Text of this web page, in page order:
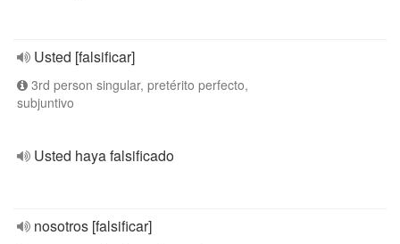
Usted [falsificar]
3rd person singular, pretérito perfecto,
subjuntivo
Usted haya falsificado
nosotros [falsificar]